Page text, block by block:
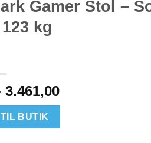
Gamer Stol –
kg
3.461,00
TIL BUTIK